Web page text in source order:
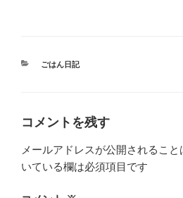
カ
ごはん日記
コメントを残す
メールアドレスが公開されること
いている欄は必須項目です